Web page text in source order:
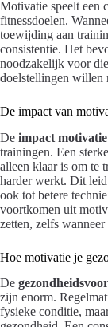
Motivatie speelt een
fitnessdoelen.
toewijding aan
consistentie. Het
noodzakelijk voor
doelstellingen willen
De impact van
De impact motivatie
trainingen. Een
alleen klaar is om te
harder werkt. Dit
ook tot betere
voortkomen uit
zetten, zelfs
Hoe motivatie je
De
zijn enorm.
fysieke conditie,